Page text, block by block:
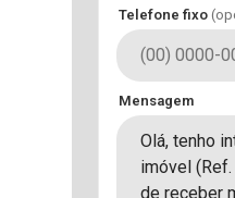
Telefone fixo
Mensagem